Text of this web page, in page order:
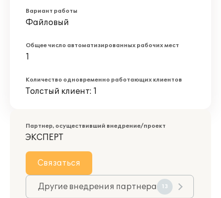
Вариант работы
Файловый
Общее число автоматизированных рабочих мест
1
Количество одновременно работающих клиентов
Толстый клиент: 1
Партнер, осуществивший внедрение/проект
ЭКСПЕРТ
Связаться
Другие внедрения партнера 13